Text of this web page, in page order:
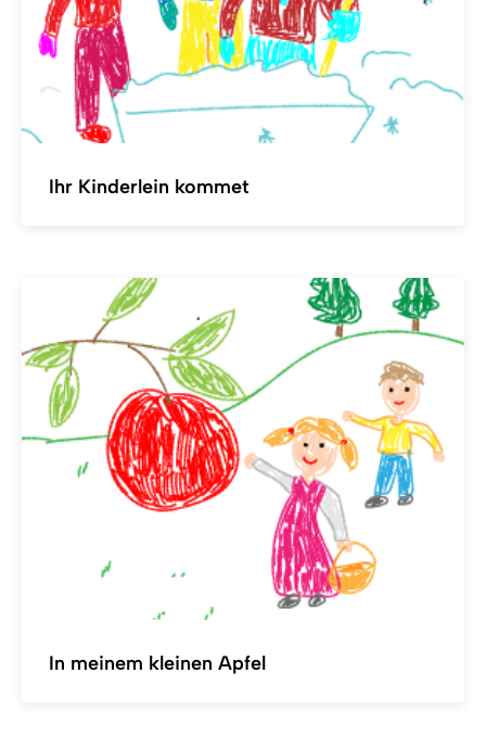
Ihr Kinderlein kommet
In meinem kleinen Apfel